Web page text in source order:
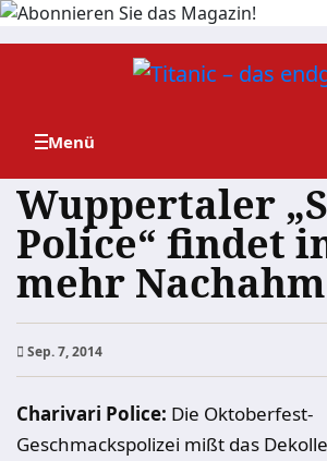
Zum
Wuppertaler
Police“ findet
mehr
Sep. 7, 2014
Charivari Police: Die Oktoberfest-
Geschmackspolizei mißt das